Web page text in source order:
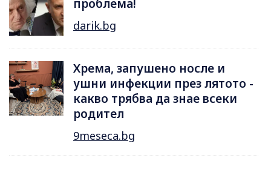
проблема!
darik.bg
Хрема, запушено носле и
ушни инфекции през лятотo -
какво трябва да знае всеки
родител
9meseca.bg